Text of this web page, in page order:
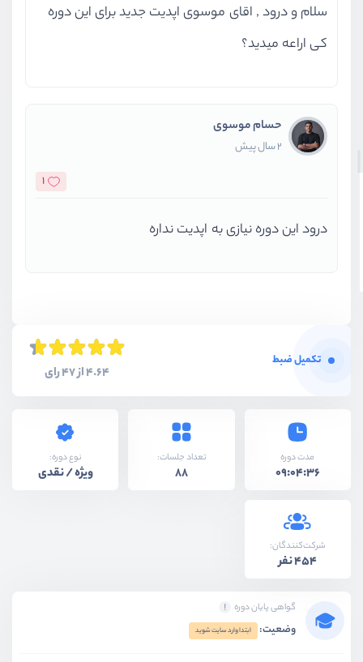
سلام و درود , اقای موسوی اپدیت جدید برای این دوره
کی اراعه میدید؟
حسام موسوی
2 سال پیش
1
درود این دوره نیازی به اپدیت نداره
تکمیل ضبط
4.64 از 47 رای
مدت دوره
09:04:36
تعداد جلسات:
88
نوع دوره:
ویژه / نقدی
شرکت‌کنندگان:
454 نفر
گواهی پایان دوره
وضعیت: ابتدا وارد سایت شوید